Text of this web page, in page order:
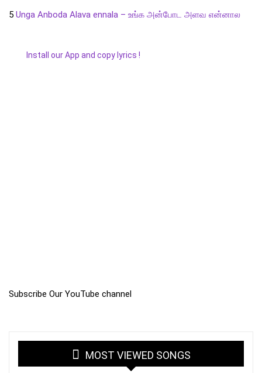
5 Unga Anboda Alava ennala – உங்க அன்போட அளவ என்னால
Install our App and copy lyrics !
Subscribe Our YouTube channel
MOST VIEWED SONGS